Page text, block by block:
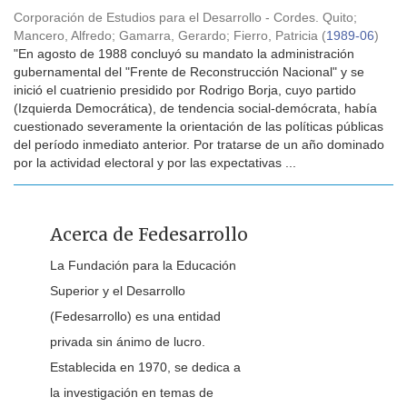
Corporación de Estudios para el Desarrollo - Cordes. Quito;
Mancero, Alfredo; Gamarra, Gerardo; Fierro, Patricia (1989-06)
"En agosto de 1988 concluyó su mandato la administración
gubernamental del "Frente de Reconstrucción Nacional" y se
inició el cuatrienio presidido por Rodrigo Borja, cuyo partido
(Izquierda Democrática), de tendencia social-demócrata, había
cuestionado severamente la orientación de las políticas públicas
del período inmediato anterior. Por tratarse de un año dominado
por la actividad electoral y por las expectativas ...
Acerca de Fedesarrollo
La Fundación para la Educación
Superior y el Desarrollo
(Fedesarrollo) es una entidad
privada sin ánimo de lucro.
Establecida en 1970, se dedica a
la investigación en temas de